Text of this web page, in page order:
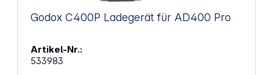
Godox C400P Ladegerät für AD400 Pro
Artikel-Nr.:
533983